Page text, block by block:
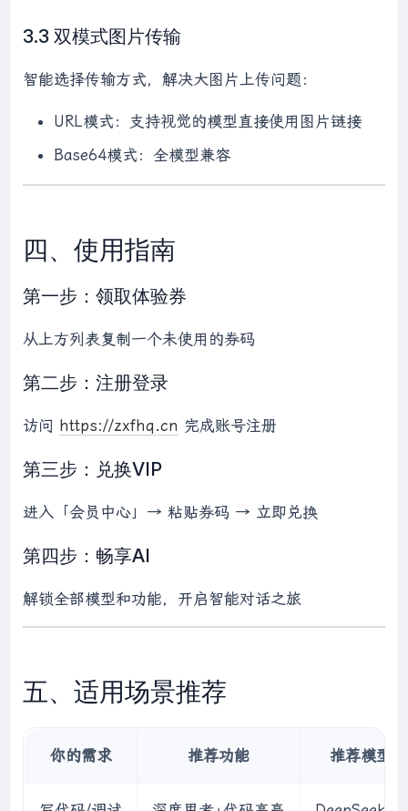
3.3 双模式图片传输
智能选择传输方式，解决大图片上传问题：
URL模式：支持视觉的模型直接使用图片链接
Base64模式：全模型兼容
四、使用指南
第一步：领取体验券
从上方列表复制一个未使用的券码
第二步：注册登录
访问 https://zxfhq.cn 完成账号注册
第三步：兑换VIP
进入「会员中心」→ 粘贴券码 → 立即兑换
第四步：畅享AI
解锁全部模型和功能，开启智能对话之旅
五、适用场景推荐
你的需求 推荐功能 推荐模型